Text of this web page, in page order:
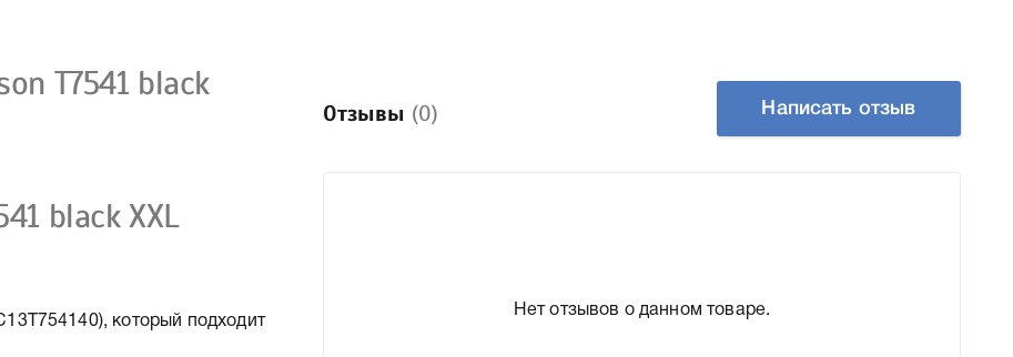
T7541 black
black XXL
который подходит
Отзывы (0) Написать отзыв
Нет отзывов о данном товаре.